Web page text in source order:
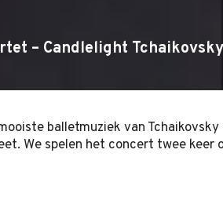
– Candlelight
balletmuziek van
We spelen het concert twee keer